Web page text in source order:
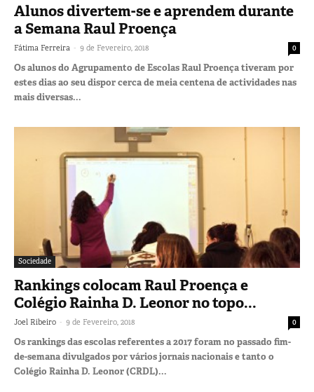
Alunos divertem-se e aprendem durante
a Semana Raul Proença
Fátima Ferreira - 9 de Fevereiro, 2018 0
Os alunos do Agrupamento de Escolas Raul Proença tiveram por
estes dias ao seu dispor cerca de meia centena de actividades nas
mais diversas...
Sociedade
Rankings colocam Raul Proença e
Colégio Rainha D. Leonor no topo...
Joel Ribeiro - 9 de Fevereiro, 2018 0
Os rankings das escolas referentes a 2017 foram no passado fim-
de-semana divulgados por vários jornais nacionais e tanto o
Colégio Rainha D. Leonor (CRDL)...